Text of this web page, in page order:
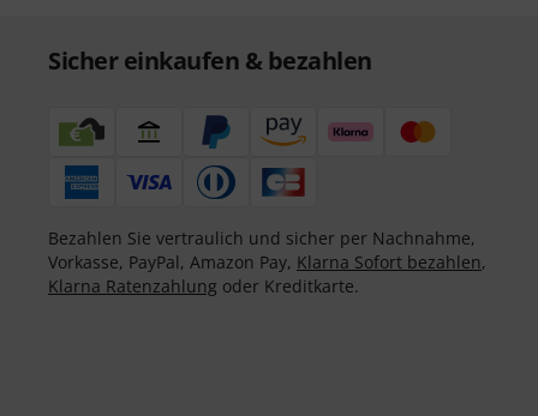
Sicher einkaufen & bezahlen
Bezahlen Sie vertraulich und sicher per Nachnahme,
Vorkasse, PayPal, Amazon Pay, Klarna Sofort bezahlen,
Klarna Ratenzahlung oder Kreditkarte.